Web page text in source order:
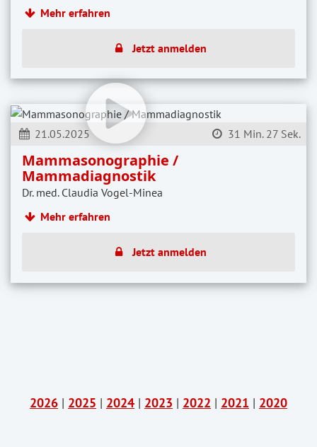
Mehr erfahren
Jetzt anmelden
21.05.2025 31 Min. 27 Sek.
Mammasonographie /
Mammadiagnostik
Dr. med. Claudia Vogel-Minea
Mehr erfahren
Jetzt anmelden
2026 | 2025 | 2024 | 2023 | 2022 | 2021 | 2020